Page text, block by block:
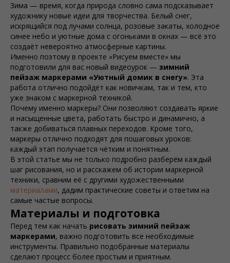
Зима — время, когда природа словно сама подсказывает
художнику новые идеи для творчества. Белый снег,
искрящийся под лучами солнца, розовые закаты, холодное
синее небо и уютные дома с огоньками в окнах — всё это
создаёт невероятно атмосферные картины.
Именно поэтому в проекте «Рисуем вместе» мы
подготовили для вас новый видеоурок — зимний
пейзаж маркерами «Уютный домик в снегу». Эта
работа отлично подойдёт как новичкам, так и тем, кто
уже знаком с маркерной техникой.
Почему именно маркеры? Они позволяют создавать яркие
и насыщенные цвета, работать быстро и динамично, а
также добиваться плавных переходов. Кроме того,
маркеры отлично подходят для пошаговых уроков:
каждый этап получается чётким и понятным.
В этой статье мы не только подробно разберём каждый
шаг рисования, но и расскажем об истории маркерной
техники, сравним её с другими художественными
материалами, дадим практические советы и ответим на
самые частые вопросы.
Материалы и подготовка
Перед тем как начать рисовать зимний пейзаж
маркерами, важно подготовить все необходимые
инструменты. Правильно подобранные материалы
сделают процесс более простым и приятным.